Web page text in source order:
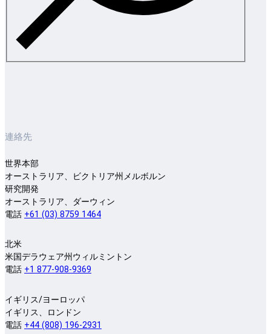
連絡先
世界本部
オーストラリア、ビクトリア州メルボルン
研究開発
オーストラリア、ダーウィン
電話 +61 (03) 8759 1464
北米
米国デラウェア州ウィルミントン
電話 +1 877-908-9369
イギリス/ヨーロッパ
イギリス、ロンドン
電話 +44 (808) 196-2931